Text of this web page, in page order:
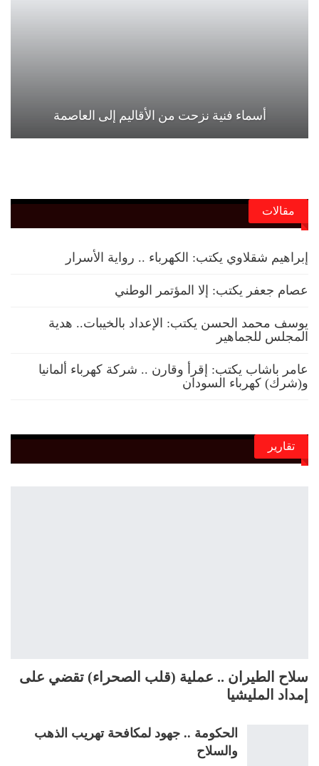
أسماء فنية نزحت من الأقاليم إلى العاصمة
مقالات
إبراهيم شقلاوي يكتب: الكهرباء .. رواية الأسرار
عصام جعفر يكتب: إلا المؤتمر الوطني
يوسف محمد الحسن يكتب: الإعداد بالخيبات.. هدية
المجلس للجماهير
عامر باشاب يكتب: إقرأ وقارن .. شركة كهرباء ألمانيا
و(شرك) كهرباء السودان
تقارير
سلاح الطيران .. عملية (قلب الصحراء) تقضي على
إمداد المليشيا
الحكومة .. جهود لمكافحة تهريب الذهب
والسلاح